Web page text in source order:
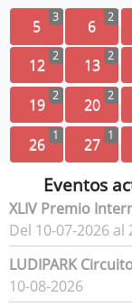
5 3 6 2
12 2 13 2
19 2 20 2
26 1 27 1
Eventos
XLIV Premio
Del 10-07-2026 al
LUDIPARK
10-08-2026